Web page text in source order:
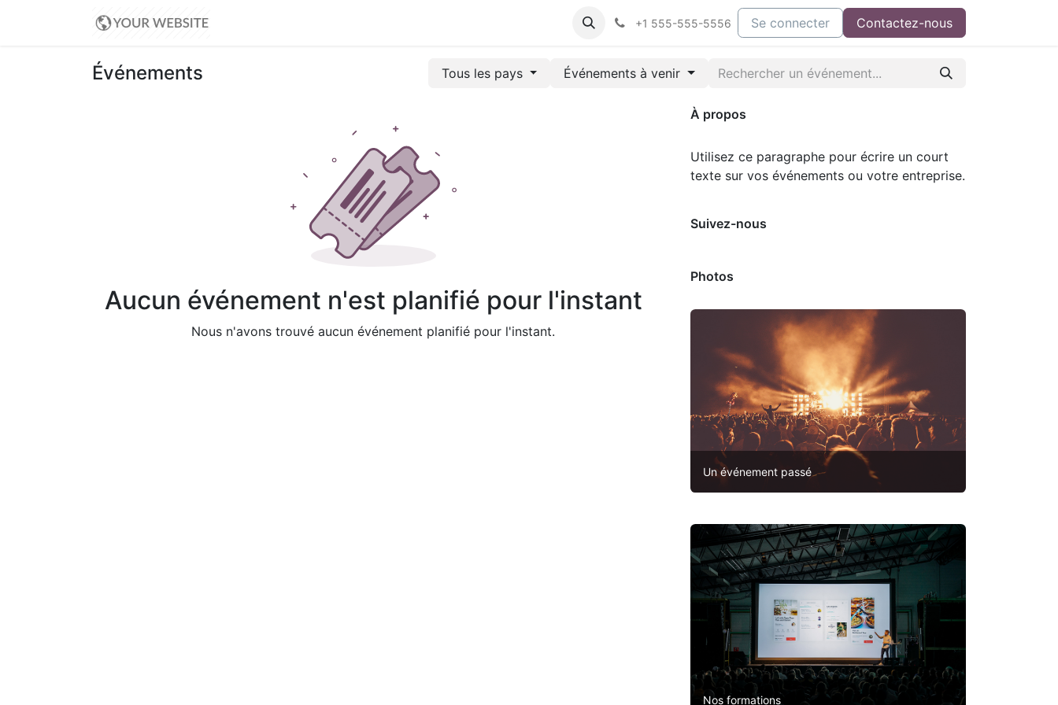
Support en ligne Contactez-nous
+1 555-555-5556 Se connecter Contactez-nous
Événements Tous les pays Événements à venir
Aucun événement n'est planifié pour l'instant
Nous n'avons trouvé aucun événement planifié pour l'instant.
À propos
Utilisez ce paragraphe pour écrire un court
texte sur vos événements ou votre entreprise.
Suivez-nous
Photos
Un événement passé
Nos formations